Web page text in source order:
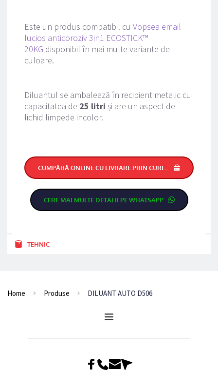
Este un produs compatibil cu Vopsea email
lucios anticoroziv 3in1 ECOSTICK™
20KG disponibil în mai multe variante de
culoare.
Diluantul se ambalează în recipient metalic cu
capacitatea de 25 litri și are un aspect de
lichid limpede incolor.
CERE MAI MULTE DETALII PE WHATSAPP
TEHNIC
Home Produse DILUANT AUTO D506